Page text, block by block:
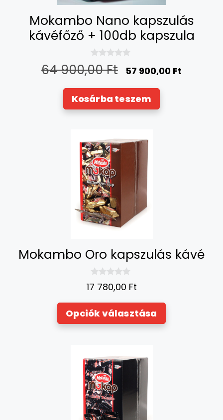
Mokambo Nano kapszulás
kávéfőző + 100db kapszula
0
a
-
b
ő
64 900,00Ft 57 900,00 Ft
Kosárba teszem
Mokambo Oro kapszulás kávé
0
a
5
-
ő
17 780,00 Ft
Opciók választása